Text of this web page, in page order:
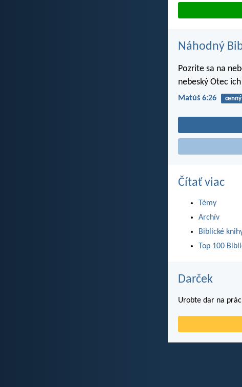
Náhodný
Pozrite sa na
nebeský Otec
Matúš 6:26 cenný
Čítať viac
Témy
Archív
Biblické
Top 100
Darček
Urobte dar na